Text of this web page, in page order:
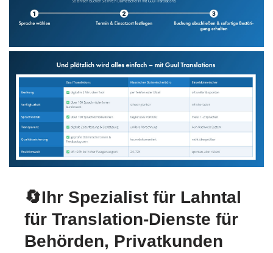
🔄Ihr Spezialist für Lahntal
für Translation-Dienste für
Behörden, Privatkunden